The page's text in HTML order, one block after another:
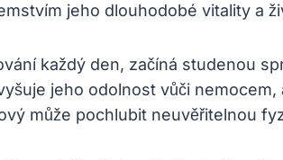
jeho dlouhodobé vitality a
každý den, začíná studenou
jeho odolnost vůči
může pochlubit neuvěřitelnou